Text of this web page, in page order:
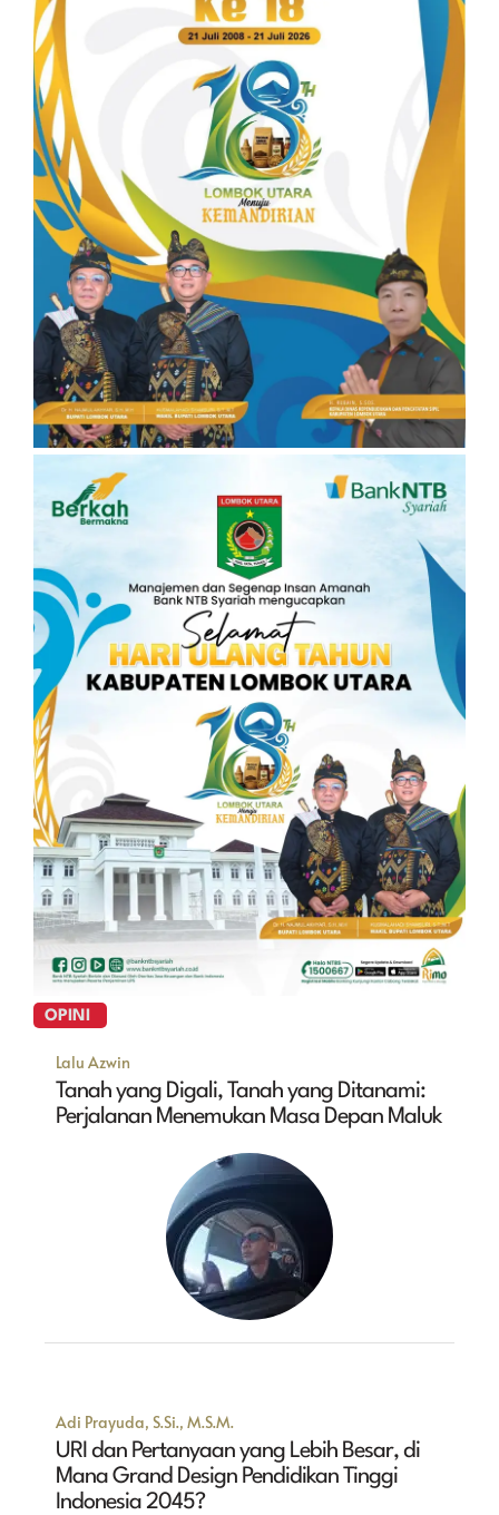
OPINI
Lalu Azwin
Tanah yang Digali, Tanah yang Ditanami:
Perjalanan Menemukan Masa Depan Maluk
Adi Prayuda, S.Si., M.S.M.
URI dan Pertanyaan yang Lebih Besar, di
Mana Grand Design Pendidikan Tinggi
Indonesia 2045?